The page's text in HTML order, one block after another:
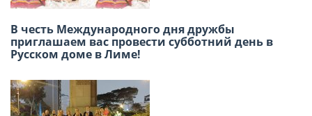
В честь Международного дня дружбы
приглашаем вас провести субботний день в
Русском доме в Лиме!
Международный конкурс детского
творчества «Москва в сердце каждого»